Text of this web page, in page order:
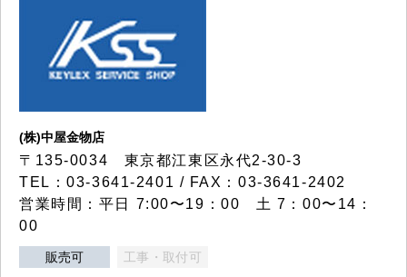
(株)中屋金物店
〒135-0034 東京都江東区永代2-30-3
TEL：03-3641-2401 / FAX：03-3641-2402
営業時間：平日 7:00〜19：00 土 7：00〜14：
00
販売可 工事・取付可